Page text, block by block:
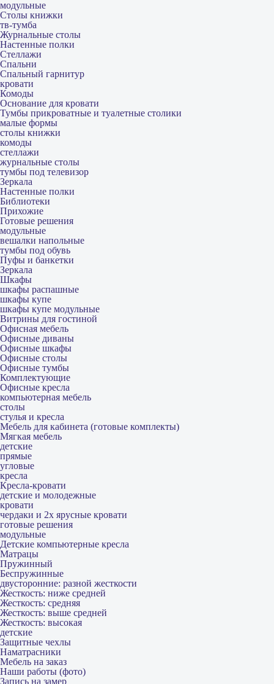
модульные
Столы книжки
тв-тумба
Журнальные столы
Настенные полки
Стеллажи
Спальни
Спальный гарнитур
кровати
Комоды
Основание для кровати
Тумбы прикроватные и туалетные столики
малые формы
столы книжки
комоды
стеллажи
журнальные столы
тумбы под телевизор
Зеркала
Настенные полки
Библиотеки
Прихожие
Готовые решения
модульные
вешалки напольные
тумбы под обувь
Пуфы и банкетки
Зеркала
Шкафы
шкафы распашные
шкафы купе
шкафы купе модульные
Витрины для гостиной
Офисная мебель
Офисные диваны
Офисные шкафы
Офисные столы
Офисные тумбы
Комплектующие
Офисные кресла
компьютерная мебель
столы
стулья и кресла
Мебель для кабинета (готовые комплекты)
Мягкая мебель
детские
прямые
угловые
кресла
Кресла-кровати
детские и молодежные
кровати
чердаки и 2х ярусные кровати
готовые решения
модульные
Детские компьютерные кресла
Матрацы
Пружинный
Беспружинные
двусторонние: разной жесткости
Жесткость: ниже средней
Жесткость: средняя
Жесткость: выше средней
Жесткость: высокая
детские
Защитные чехлы
Наматрасники
Мебель на заказ
Наши работы (фото)
Запись на замер